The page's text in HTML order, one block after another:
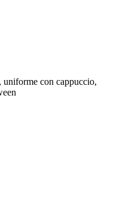
con cappuccio,